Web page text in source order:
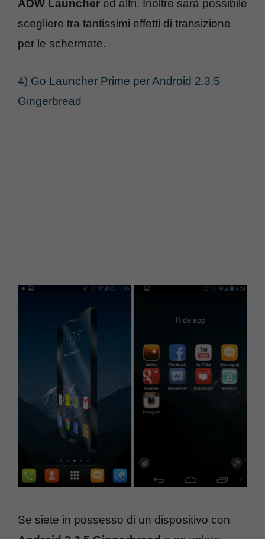
ADW Launcher ed altri. Inoltre sarà possibile
scegliere tra tantissimi effetti di transizione
per le schermate.
4) Go Launcher Prime per Android 2.3.5
Gingerbread
Se siete in possesso di un dispositivo con